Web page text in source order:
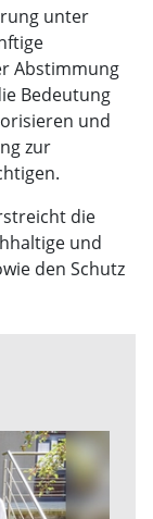
unter
Abstimmung
Bedeutung
und
zur
die
und
den Schutz